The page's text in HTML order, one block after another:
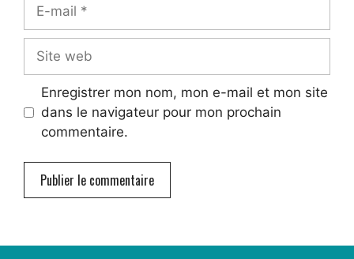
Enregistrer mon nom, mon e-mail et mon site
dans le navigateur pour mon prochain
commentaire.